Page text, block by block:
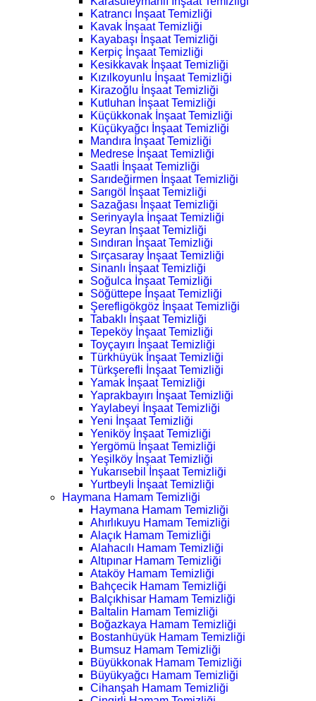
Katrancı İnşaat Temizliği
Kavak İnşaat Temizliği
Kayabaşı İnşaat Temizliği
Kerpiç İnşaat Temizliği
Kesikkavak İnşaat Temizliği
Kızılkoyunlu İnşaat Temizliği
Kirazoğlu İnşaat Temizliği
Kutluhan İnşaat Temizliği
Küçükkonak İnşaat Temizliği
Küçükyağcı İnşaat Temizliği
Mandıra İnşaat Temizliği
Medrese İnşaat Temizliği
Saatli İnşaat Temizliği
Sarıdeğirmen İnşaat Temizliği
Sarıgöl İnşaat Temizliği
Sazağası İnşaat Temizliği
Serinyayla İnşaat Temizliği
Seyran İnşaat Temizliği
Sındıran İnşaat Temizliği
Sırçasaray İnşaat Temizliği
Sinanlı İnşaat Temizliği
Soğulca İnşaat Temizliği
Söğüttepe İnşaat Temizliği
Şerefligökgöz İnşaat Temizliği
Tabaklı İnşaat Temizliği
Tepeköy İnşaat Temizliği
Toyçayırı İnşaat Temizliği
Türkhüyük İnşaat Temizliği
Türkşerefli İnşaat Temizliği
Yamak İnşaat Temizliği
Yaprakbayırı İnşaat Temizliği
Yaylabeyi İnşaat Temizliği
Yeni İnşaat Temizliği
Yeniköy İnşaat Temizliği
Yergömü İnşaat Temizliği
Yeşilköy İnşaat Temizliği
Yukarısebil İnşaat Temizliği
Yurtbeyli İnşaat Temizliği
Haymana Hamam Temizliği
Haymana Hamam Temizliği
Ahırlıkuyu Hamam Temizliği
Alaçık Hamam Temizliği
Alahacılı Hamam Temizliği
Altıpınar Hamam Temizliği
Ataköy Hamam Temizliği
Bahçecik Hamam Temizliği
Balçıkhisar Hamam Temizliği
Baltalin Hamam Temizliği
Boğazkaya Hamam Temizliği
Bostanhüyük Hamam Temizliği
Bumsuz Hamam Temizliği
Büyükkonak Hamam Temizliği
Büyükyağcı Hamam Temizliği
Cihanşah Hamam Temizliği